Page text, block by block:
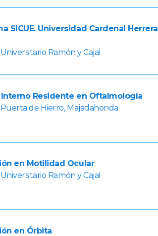
SICUE. Universidad Cardenal Herrera
Ramón y Cajal
Residente en Oftalmología
de Hierro, Majadahonda
en Motilidad Ocular
Ramón y Cajal
en Órbita